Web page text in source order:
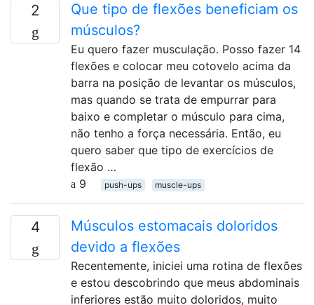
2
Que tipo de flexões beneficiam os
músculos?
Eu quero fazer musculação. Posso fazer 14
flexões e colocar meu cotovelo acima da
barra na posição de levantar os músculos,
mas quando se trata de empurrar para
baixo e completar o músculo para cima,
não tenho a força necessária. Então, eu
quero saber que tipo de exercícios de
flexão …
9
push-ups muscle-ups
4
Músculos estomacais doloridos
devido a flexões
Recentemente, iniciei uma rotina de flexões
e estou descobrindo que meus abdominais
inferiores estão muito doloridos, muito